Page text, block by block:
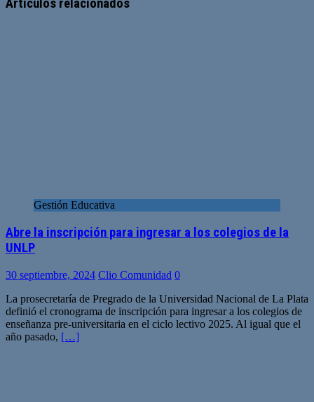
Artículos relacionados
Gestión Educativa
Abre la inscripción para ingresar a los colegios de la
UNLP
30 septiembre, 2024 Clio Comunidad 0
La prosecretaría de Pregrado de la Universidad Nacional de La Plata
definió el cronograma de inscripción para ingresar a los colegios de
enseñanza pre-universitaria en el ciclo lectivo 2025. Al igual que el
año pasado, […]